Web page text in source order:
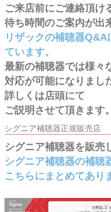
ご来店前にご連絡頂け
待ち時間のご案内が出
リザックの補聴器
ています。
最新の補聴器では様々
対応が可能になりまし
詳しくは店頭にて
ご説明させて頂きます。
シグニア補聴器正規販売店
シグニア補聴器を販売
シグニア補聴器の補聴
こちらにまとめてあり